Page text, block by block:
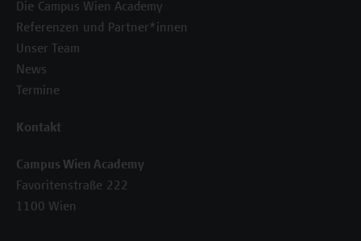
Die Campus Wien Academy
Referenzen und Partner*innen
Unser Team
News
Termine
Kontakt
Campus Wien Academy
Favoritenstraße 222
1100 Wien